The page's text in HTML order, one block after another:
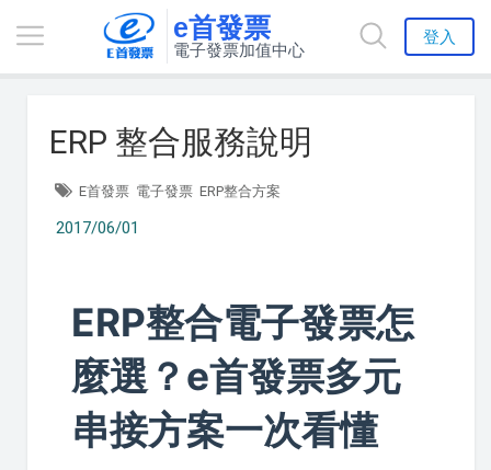
e首發票
電子發票加值中心
登入
ERP 整合服務說明
E首發票 電子發票 ERP整合方案
2017/06/01
ERP整合電子發票怎
麼選？e首發票多元
串接方案一次看懂